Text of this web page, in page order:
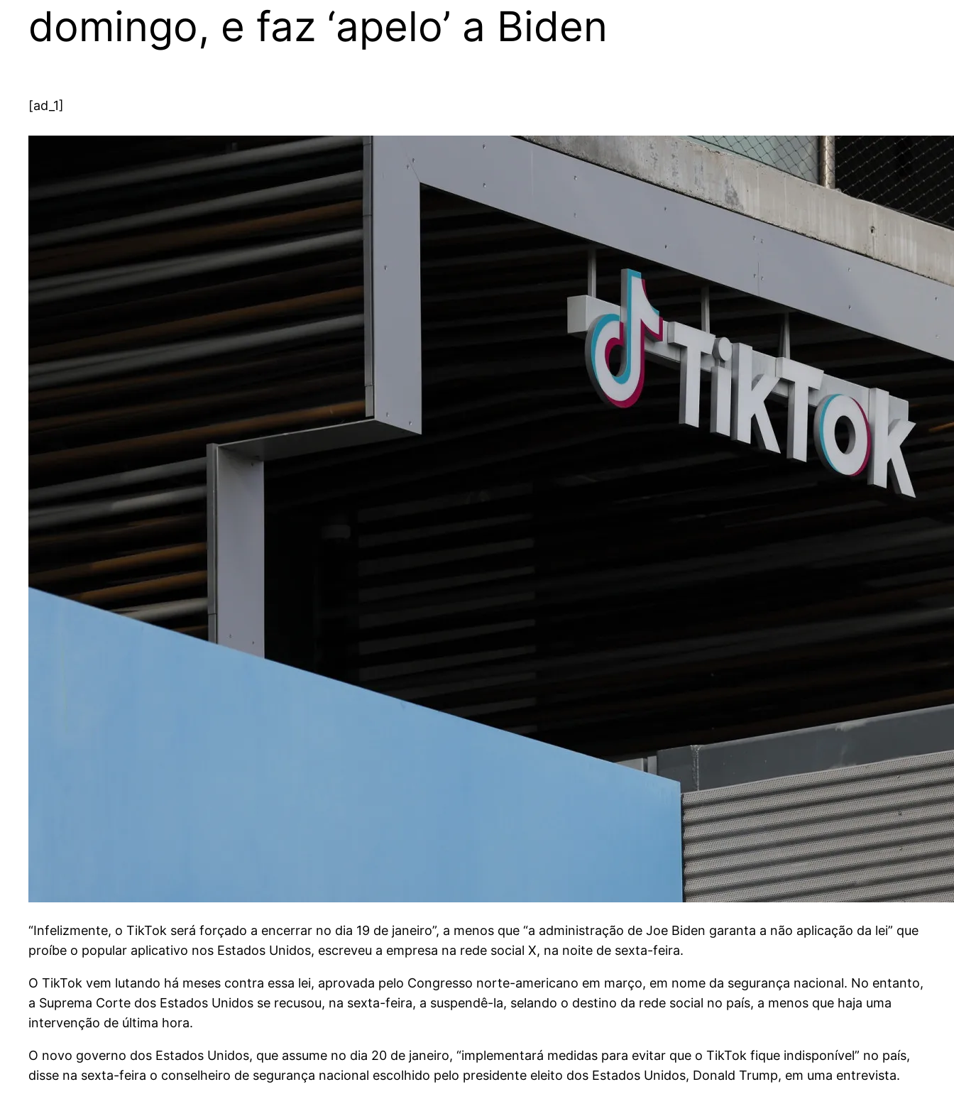
domingo, e faz ‘apelo’ a Biden
[ad_1]
“Infelizmente, o TikTok será forçado a encerrar no dia 19 de janeiro”, a menos que “a administração de Joe Biden garanta a não aplicação da lei” que
proíbe o popular aplicativo nos Estados Unidos, escreveu a empresa na rede social X, na noite de sexta-feira.
O TikTok vem lutando há meses contra essa lei, aprovada pelo Congresso norte-americano em março, em nome da segurança nacional. No entanto,
a Suprema Corte dos Estados Unidos se recusou, na sexta-feira, a suspendê-la, selando o destino da rede social no país, a menos que haja uma
intervenção de última hora.
O novo governo dos Estados Unidos, que assume no dia 20 de janeiro, “implementará medidas para evitar que o TikTok fique indisponível” no país,
disse na sexta-feira o conselheiro de segurança nacional escolhido pelo presidente eleito dos Estados Unidos, Donald Trump, em uma entrevista.